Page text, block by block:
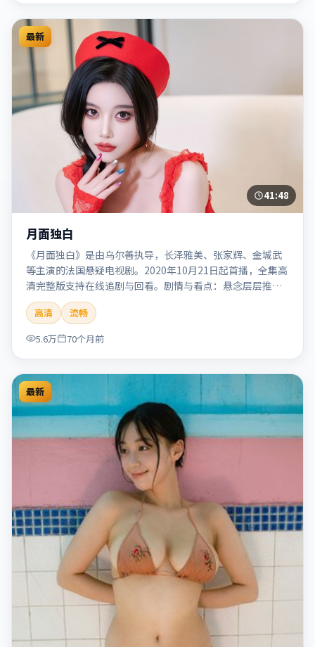
最新
41:48
月面独白
《月面独白》是由乌尔善执导，长泽雅美、张家辉、金城武
等主演的法国悬疑电视剧。2020年10月21日起首播，全集高
清完整版支持在线追剧与回看。剧情与看点：悬念层层推
进，线索相互勾连，结局出人意料，适合推理爱好者。本片
适合检索「月面独白」「乌尔善」「悬疑」「法国」
「2020」「2020-10-21上映」等关键词的影迷阅读简介与主
创信息。
高清
流畅
5.6万
70个月前
最新